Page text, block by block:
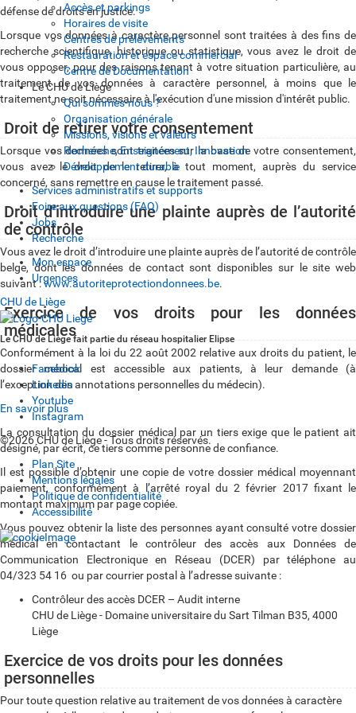
défense de droits en justice.
Lorsque vos données à caractère personnel sont traitées à des fins de
recherche scientifique, historique ou statistique, vous avez le droit de
vous opposer, pour des raisons tenant à votre situation particulière, au
traitement de vos données à caractère personnel, à moins que le
traitement ne soit nécessaire à l'exécution d'une mission d'intérêt public.
Droit de retirer votre consentement
Lorsque vos données sont traitées sur la base de votre consentement,
vous avez le droit de le retirer, à tout moment, auprès du service
concerné, sans remettre en cause le traitement passé.
Droit d’introduire une plainte auprès de l’autorité
de contrôle
Vous avez le droit d’introduire une plainte auprès de l’autorité de contrôle
belge, dont les données de contact sont disponibles sur le site web
suivant :www.autoriteprotectiondonnees.be.
Exercice de vos droits pour les données
médicales
Conformément à la loi du 22 août 2002 relative aux droits du patient, le
dossier médical est accessible aux patients, à leur demande (à
l’exception des annotations personnelles du médecin).
En savoir plus
La consultation du dossier médical par un tiers exige que le patient ait
désigné, par écrit, ce tiers comme personne de confiance.
Il est possible d’obtenir une copie de votre dossier médical moyennant
paiement, conformément à l’arrêté royal du 2 février 2017 fixant le
montant maximum par page copiée.
Vous pouvez obtenir la liste des personnes ayant consulté votre dossier
médical en contactant le contrôleur des accès aux Données de
Communication Electronique en Réseau (DCER) par téléphone au
04/323 54 16 ou par courrier postal à l’adresse suivante :
Contrôleur des accès DCER – Audit interne
CHU de Liège - Domaine universitaire du Sart Tilman B35, 4000
Liège
Exercice de vos droits pour les données
personnelles
Pour toute question relative au traitement de vos données à caractère
Accès et parkings
Horaires de visite
Centres de prélèvements
Restauration et espace commercial
Centre de Documentation
Le CHU de Liège
Qui sommes-nous ?
Organisation générale
Missions, visions et valeurs
Recherche, Enseignement, Innovation
Développement durable
Services administratifs et supports
Foire aux questions (FAQ)
Jobs
Recherche
Mon espace
Urgences
CHU de Liège
Le CHU de Liège fait partie du réseau hospitalier Elipse
Facebook
Linkedin
Youtube
Instagram
©2026 CHU de Liège - Tous droits réservés.
Plan Site
Mentions légales
Politique de confidentialité
Accessibilité